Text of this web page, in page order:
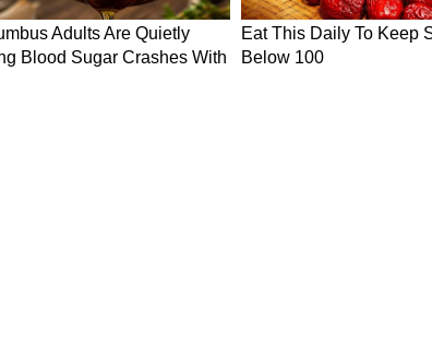
के काले कारनामों की भी पड़ताल की जा सके। इस
सरकार ने राजधानी भर में चल रहे अवैध होटलों पर
(MCD), दिल्ली पुलिस और बिजली विभाग की एक